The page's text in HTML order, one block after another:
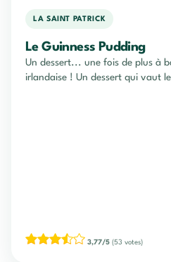
LA SAINT PATRICK
Le Guinness Pudding
Un dessert... une fois de plus à
irlandaise ! Un dessert qui vaut
3,77/5 (53 votes)